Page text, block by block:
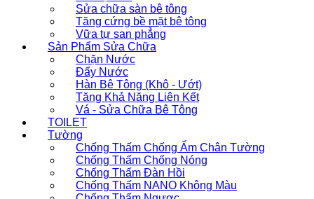
Sửa chữa sàn bê tông
Tăng cứng bề mặt bê tông
Vữa tự san phẳng
Sản Phẩm Sửa Chữa
Chặn Nước
Đẩy Nước
Hàn Bê Tông (Khô - Ướt)
Tăng Khả Năng Liên Kết
Vá - Sửa Chữa Bê Tông
TOILET
Tường
Chống Thấm Chống Ẩm Chân Tường
Chống Thấm Chống Nóng
Chống Thấm Đàn Hồi
Chống Thấm NANO Không Màu